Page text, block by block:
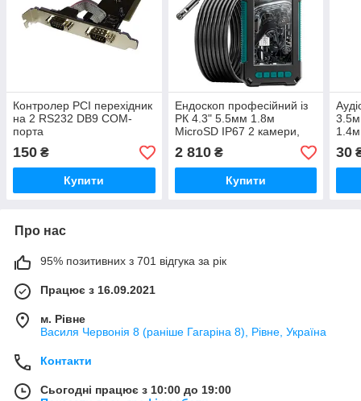
Контролер PCI перехідник
на 2 RS232 DB9 COM-
порта
150 ₴
Купити
Ендоскоп професійний із
РК 4.3" 5.5мм 1.8м
MicroSD IP67 2 камери,
P40
2 810₴
Купити
1.4м
30
Про нас
95% позитивних з 701 відгука за рік
Працює з 16.09.2021
м. Рівне
Василя Червонія 8 (раніше Гагаріна 8), Рівне, Україна
Контакти
Сьогодні працює з 10:00 до 19:00